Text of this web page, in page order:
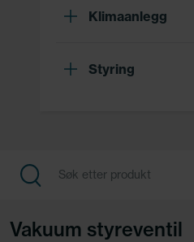
Klimaanlegg
Styring
Vakuum styreventil